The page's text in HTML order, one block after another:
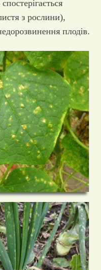
з рослини),
плодів.